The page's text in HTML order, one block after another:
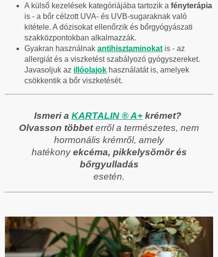
A külső kezelések kategóriájába tartozik a fényterápia
is - a bőr célzott UVA- és UVB-sugaraknak való
kitétele. A dózisokat ellenőrzik és bőrgyógyászati
szakközpontokban alkalmazzák.
Gyakran használnak antihisztaminokat is - az
allergiát és a viszketést szabályozó gyógyszereket.
Javasoljuk az illóolajok használatát is, amelyek
csökkentik a bőr viszketését.
Ismeri a KARTALIN ® A+ krémet?
Olvasson többeterről a természetes, nem
hormonális krémről, amely
hatékonyekcéma, pikkelysömör és
bőrgyulladás
esetén.